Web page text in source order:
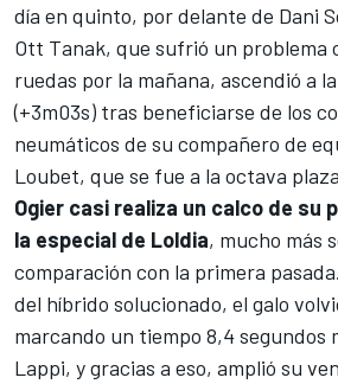
día en quinto, por delante de Dani
Ott Tanak, que sufrió un problema
ruedas por la mañana, ascendió a
(+3m03s) tras beneficiarse de los
neumáticos de su compañero de
Loubet, que se fue a la octava
Ogier casi realiza un calco de su
la especial de Loldia, mucho más
comparación con la primera
del híbrido solucionado, el galo
marcando un tiempo 8,4 segundos
Lappi, y gracias a eso, amplió su